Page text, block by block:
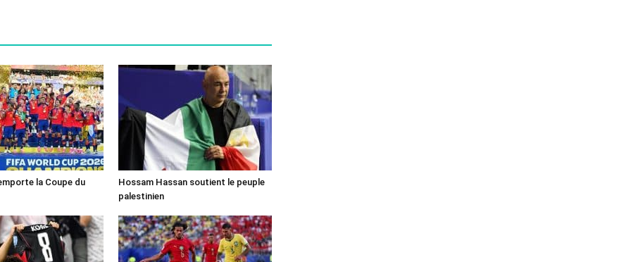
la Coupe du
Hossam Hassan soutient le peuple
palestinien